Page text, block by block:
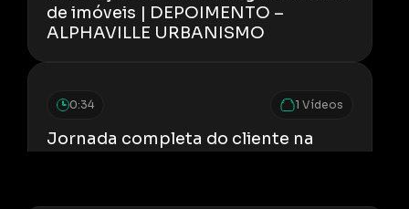
de imóveis | DEPOIMENTO –
ALPHAVILLE URBANISMO
0:34 1 Vídeos
Jornada completa do cliente na